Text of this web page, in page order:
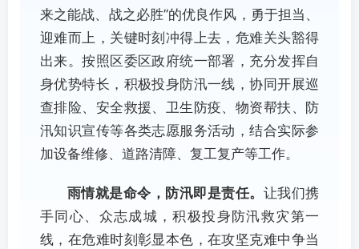
来之能战、战之必胜”的优良作风，勇于担当、
迎难而上，关键时刻冲得上去，危难关头豁得
出来。按照区委区政府统一部署，充分发挥自
身优势特长，积极投身防汛一线，协同开展巡
查排险、安全救援、卫生防疫、物资帮扶、防
汛知识宣传等各类志愿服务活动，结合实际参
加设备维修、道路清障、复工复产等工作。
雨情就是命令，防汛即是责任。 让我们携
手同心、众志成城，积极投身防汛救灾第一
线，在危难时刻彰显本色，在攻坚克难中争当